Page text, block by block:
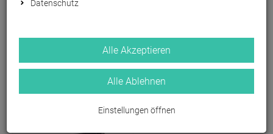
128
Datenschutz
Alle Akzeptieren
Alle Ablehnen
Einstellungen öffnen